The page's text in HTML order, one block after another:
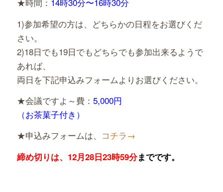
1)参加希望の方は、どちらかの日程をお選びくだ
さい。
2)18日でも19日でもどちらでも参加出来るようで
あれば、
両日を下記申込みフォームよりお選びください。
★会議ですよ～費： 5,000円
（お茶菓子付き）
★申込みフォームは、 コチラ→
締め切りは、12月28日23時59分までです。